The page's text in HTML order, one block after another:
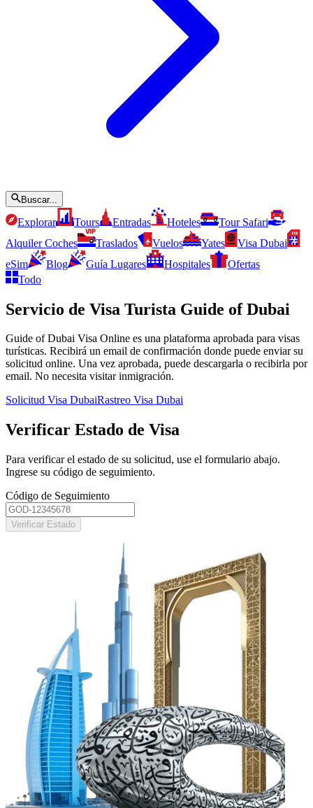
Buscar...
Explorar Tours Entradas Hoteles
Tour Safari
Alquiler Coches
Traslados Vuelos Yates
Visa Dubai
eSim
Blog Guía Lugares Hospitales
Ofertas
Todo
Servicio de Visa Turista Guide of Dubai
Guide of Dubai Visa Online es una plataforma aprobada para visas
turísticas. Recibirá un email de confirmación donde puede enviar su
solicitud online. Una vez aprobada, puede descargarla o recibirla por
email. No necesita visitar inmigración.
Solicitud Visa DubaiRastreo Visa Dubai
Verificar Estado de Visa
Para verificar el estado de su solicitud, use el formulario abajo.
Ingrese su código de seguimiento.
Código de Seguimiento
Verificar Estado